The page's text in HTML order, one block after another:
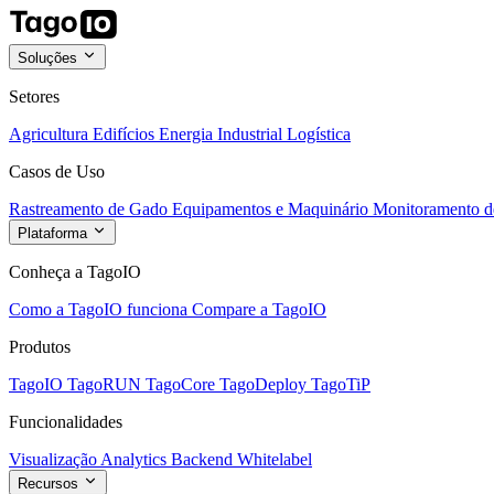
Soluções
Setores
Agricultura Edifícios Energia Industrial Logística
Casos de Uso
Rastreamento de Gado Equipamentos e Maquinário Monitoramento
Plataforma
Conheça a TagoIO
Como a TagoIO funciona Compare a TagoIO
Produtos
TagoIO TagoRUN TagoCore TagoDeploy TagoTiP
Funcionalidades
Visualização Analytics Backend Whitelabel
Recursos